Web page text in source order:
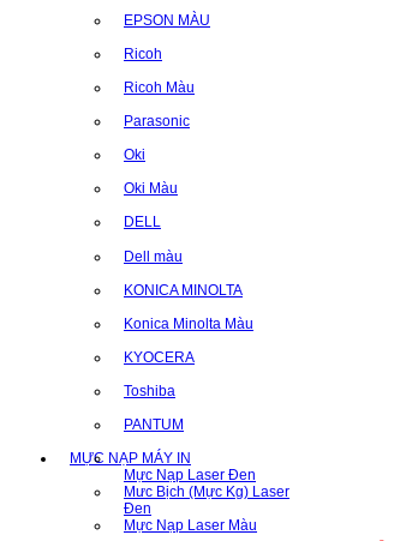
EPSON MÀU
Ricoh
Ricoh Màu
Parasonic
Oki
Oki Màu
DELL
Dell màu
KONICA MINOLTA
Konica Minolta Màu
KYOCERA
Toshiba
PANTUM
MỰC NẠP MÁY IN
Mực Nạp Laser Đen
Mưc Bịch (Mực Kg) Laser
Đen
Mực Nạp Laser Màu